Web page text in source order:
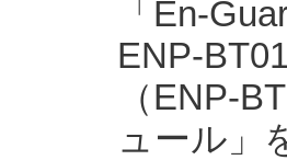
「En-
ENP-
（ENP-
ュール」